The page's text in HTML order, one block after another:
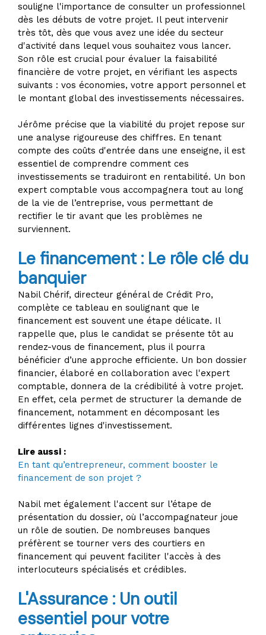
souligne l'importance de consulter un professionnel
dès les débuts de votre projet. Il peut intervenir
très tôt, dès que vous avez une idée du secteur
d'activité dans lequel vous souhaitez vous lancer.
Son rôle est crucial pour évaluer la faisabilité
financière de votre projet, en vérifiant les aspects
suivants : vos économies, votre apport personnel et
le montant global des investissements nécessaires.
Jérôme précise que la viabilité du projet repose sur
une analyse rigoureuse des chiffres. En tenant
compte des coûts d'entrée dans une enseigne, il est
essentiel de comprendre comment ces
investissements se traduiront en rentabilité. Un bon
expert comptable vous accompagnera tout au long
de la vie de l’entreprise, vous permettant de
rectifier le tir avant que les problèmes ne
surviennent.
Le financement : Le rôle clé du
banquier
Nabil Chérif, directeur général de Crédit Pro,
complète ce tableau en soulignant que le
financement est souvent une étape délicate. Il
rappelle que, plus le candidat se présente tôt au
rendez-vous de financement, plus il pourra
bénéficier d’une approche efficiente. Un bon dossier
financier, élaboré en collaboration avec l'expert
comptable, donnera de la crédibilité à votre projet.
En effet, cela permet de structurer la demande de
financement, notamment en décomposant les
différentes lignes d'investissement.
Lire aussi :
En tant qu’entrepreneur, comment booster le
financement de son projet ?
Nabil met également l'accent sur l’étape de
présentation du dossier, où l’accompagnateur joue
un rôle de soutien. De nombreuses banques
préfèrent se tourner vers des courtiers en
financement qui peuvent faciliter l'accès à des
interlocuteurs spécialisés et crédibles.
L'Assurance : Un outil
essentiel pour votre